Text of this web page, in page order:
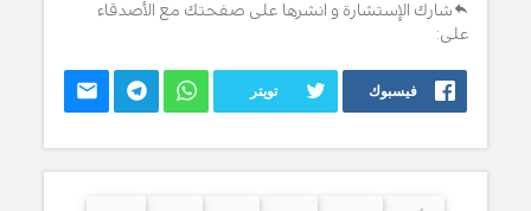
شارك الإستشارة و انشرها على صفحتك مع الأصدقاء
على:
فيسبوك تويتر